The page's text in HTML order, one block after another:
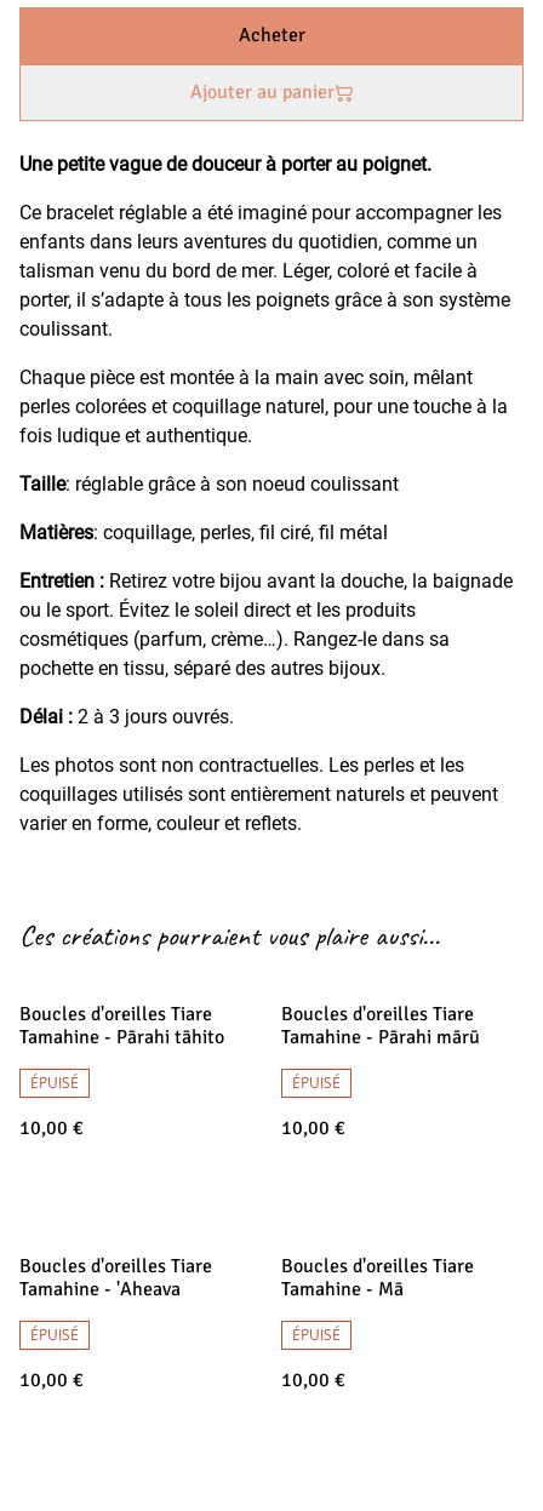
Acheter
Ajouter au panier
Une petite vague de douceur à porter au poignet.
Ce bracelet réglable a été imaginé pour accompagner les
enfants dans leurs aventures du quotidien, comme un
talisman venu du bord de mer. Léger, coloré et facile à
porter, il s’adapte à tous les poignets grâce à son système
coulissant.
Chaque pièce est montée à la main avec soin, mêlant
perles colorées et coquillage naturel, pour une touche à la
fois ludique et authentique.
Taille: réglable grâce à son noeud coulissant
Matières: coquillage, perles, fil ciré, fil métal
Entretien : Retirez votre bijou avant la douche, la baignade
ou le sport. Évitez le soleil direct et les produits
cosmétiques (parfum, crème…). Rangez-le dans sa
pochette en tissu, séparé des autres bijoux.
Délai : 2 à 3 jours ouvrés.
Les photos sont non contractuelles. Les perles et les
coquillages utilisés sont entièrement naturels et peuvent
varier en forme, couleur et reflets.
Ces créations pourraient vous plaire aussi...
Boucles d'oreilles Tiare
Tamahine - Pārahi tāhito
ÉPUISÉ
10,00 €
Boucles d'oreilles Tiare
Tamahine - Pārahi mārū
ÉPUISÉ
10,00 €
Boucles d'oreilles Tiare
Tamahine - 'Aheava
ÉPUISÉ
10,00 €
Boucles d'oreilles Tiare
Tamahine - Mā
ÉPUISÉ
10,00 €